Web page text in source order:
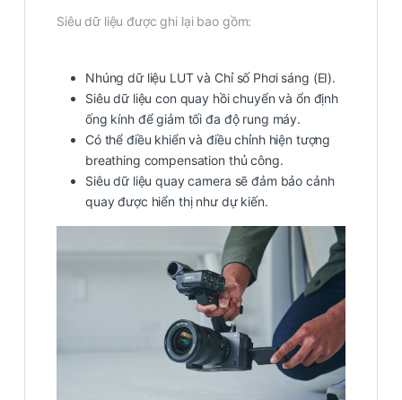
Siêu dữ liệu được ghi lại bao gồm:
Nhúng dữ liệu LUT và Chỉ số Phơi sáng (EI).
Siêu dữ liệu con quay hồi chuyển và ổn định
ống kính để giảm tối đa độ rung máy.
Có thể điều khiển và điều chỉnh hiện tượng
breathing compensation thủ công.
Siêu dữ liệu quay camera sẽ đảm bảo cảnh
quay được hiển thị như dự kiến.